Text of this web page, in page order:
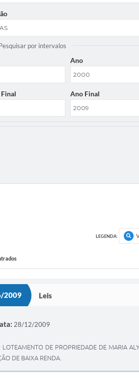
por intervalos
Ano
Ano Final
LEGENDA:
2009 Leis
28/12/2009
LOTEAMENTO DE PROPRIEDADE DE MARIA
DE BAIXA RENDA.